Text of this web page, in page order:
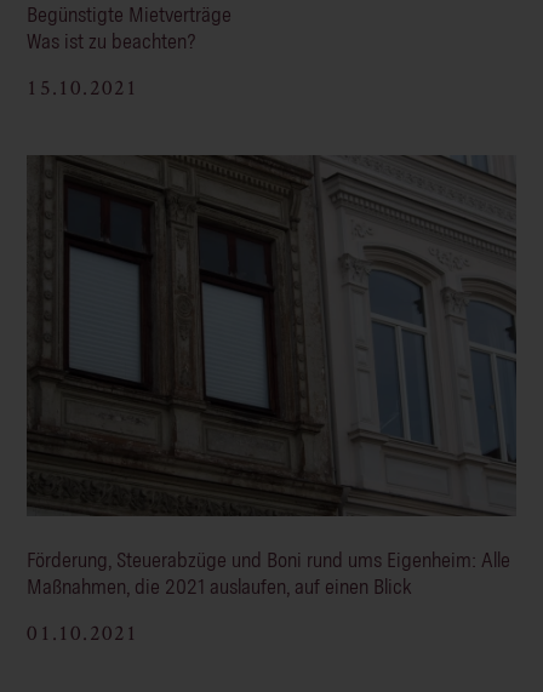
Begünstigte Mietverträge
Was ist zu beachten?
15.10.2021
Förderung, Steuerabzüge und Boni rund ums Eigenheim: Alle
Maßnahmen, die 2021 auslaufen, auf einen Blick
01.10.2021